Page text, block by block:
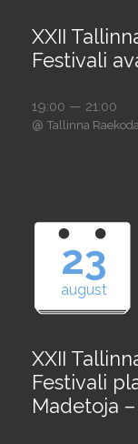
XXII
Festivali
19:00 — 21:00
@ Tallinna Raekoda
23
august
XXII
Festivali
Madetoja